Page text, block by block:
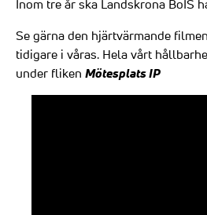
Inom tre år ska Landskrona BoIS
Se gärna den hjärtvärmande
tidigare i våras. Hela vårt
under fliken Mötesplats IP